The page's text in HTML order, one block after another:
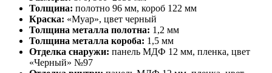
Толщина: полотно 96 мм, короб 122 мм
Краска: «Муар», цвет черный
Толщина металла полотна: 1,2 мм
Толщина металла короба: 1,5 мм
Отделка снаружи: панель МДФ 12 мм, пленка, цвет
«Черный» №97